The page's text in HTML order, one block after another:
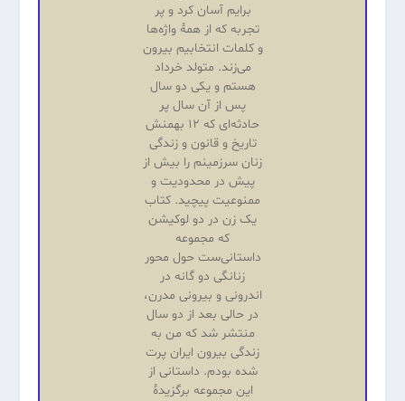
برایم آسان کرد و پر
تجربه که از همهٔ واژه‌ها
و کلمات انتخابیم بیرون
می‌زند. متولد خرداد
هستم و یکی دو سال
پس از آن سال پر
حادثه‌ای که ۱۲ بهمنش
تاریخ و قانون و زندگی
زنان سرزمینم را بیش از
پیش در محدودیت و
ممنوعیت پیچید. کتاب
یک زن در دو لوکیشن
که مجموعه
داستانی‌ست حول محور
زنانگی دو گانه در
اندرونی و بیرونی مدرن،
در حالی بعد از دو سال
منتشر شد که من به
زندگی بیرون ایران پرت
شده بودم. داستانی از
این مجموعه برگزیدهٔ